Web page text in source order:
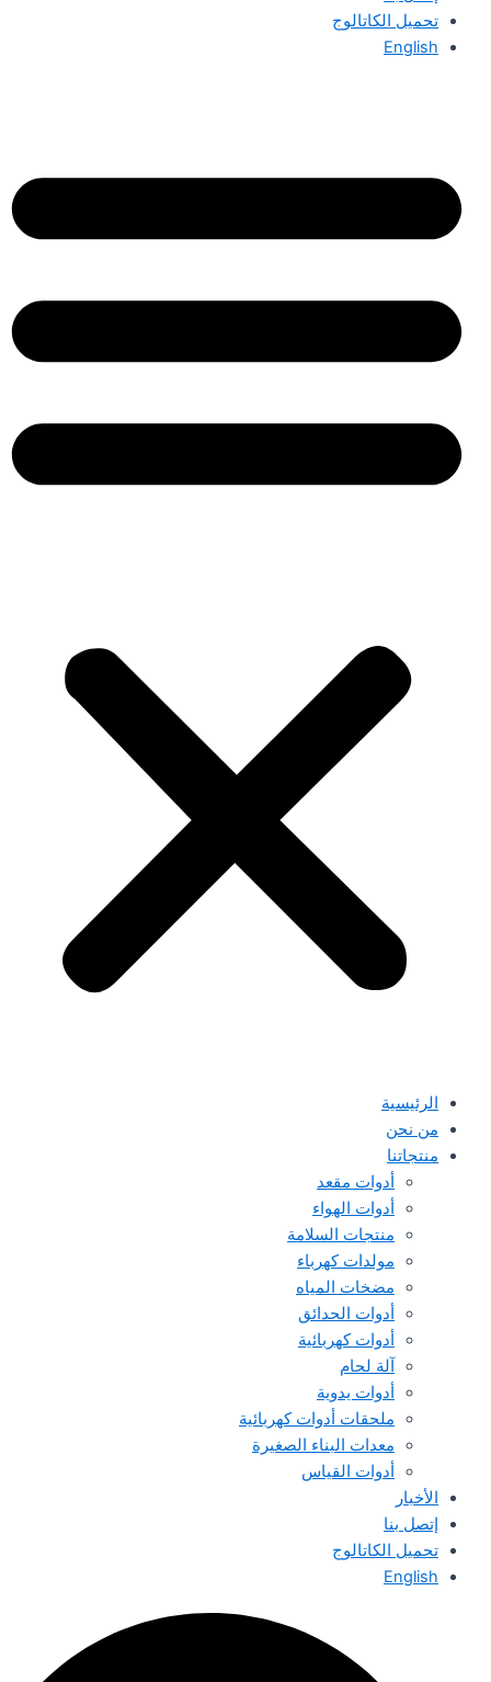
تحميل الكاتالوج
English
الرئيسية
من نحن
منتجاتنا
أدوات مقعد
أدوات الهواء
منتجات السلامة
مولدات كهرباء
مضخات المياه
أدوات الحدائق
أدوات كهربائية
آلة لحام
أدوات يدوية
ملحقات أدوات كهربائية
معدات البناء الصغيرة
أدوات القياس
الأخبار
إتصل بنا
تحميل الكاتالوج
English